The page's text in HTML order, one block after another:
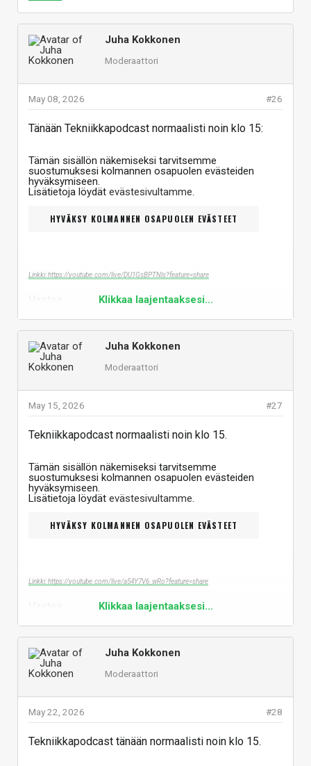
Juha Kokkonen
Moderaattori
#26
May 08, 2026
Tänään Tekniikkapodcast normaalisti noin klo 15:
Tämän sisällön näkemiseksi tarvitsemme
suostumuksesi kolmannen osapuolen evästeiden
hyväksymiseen.
Lisätietoja löydät evästesivultamme
HYVÄKSY KOLMANNEN OSAPUOLEN EVÄSTEET
Linkki: https://youtube.com/live/DU1GsBPTNls?feature=share
Klikkaa laajentaaksesi...
Juha Kokkonen
Moderaattori
#27
May 15, 2026
Tekniikkapodcast normaalisti noin klo 15.
Tämän sisällön näkemiseksi tarvitsemme
suostumuksesi kolmannen osapuolen evästeiden
hyväksymiseen.
Lisätietoja löydät evästesivultamme
HYVÄKSY KOLMANNEN OSAPUOLEN EVÄSTEET
Linkki: https://youtube.com/live/a54Y7V6_wRo?feature=share
Klikkaa laajentaaksesi...
Juha Kokkonen
Moderaattori
#28
May 22, 2026
Tekniikkapodcast tänään normaalisti noin klo 15.